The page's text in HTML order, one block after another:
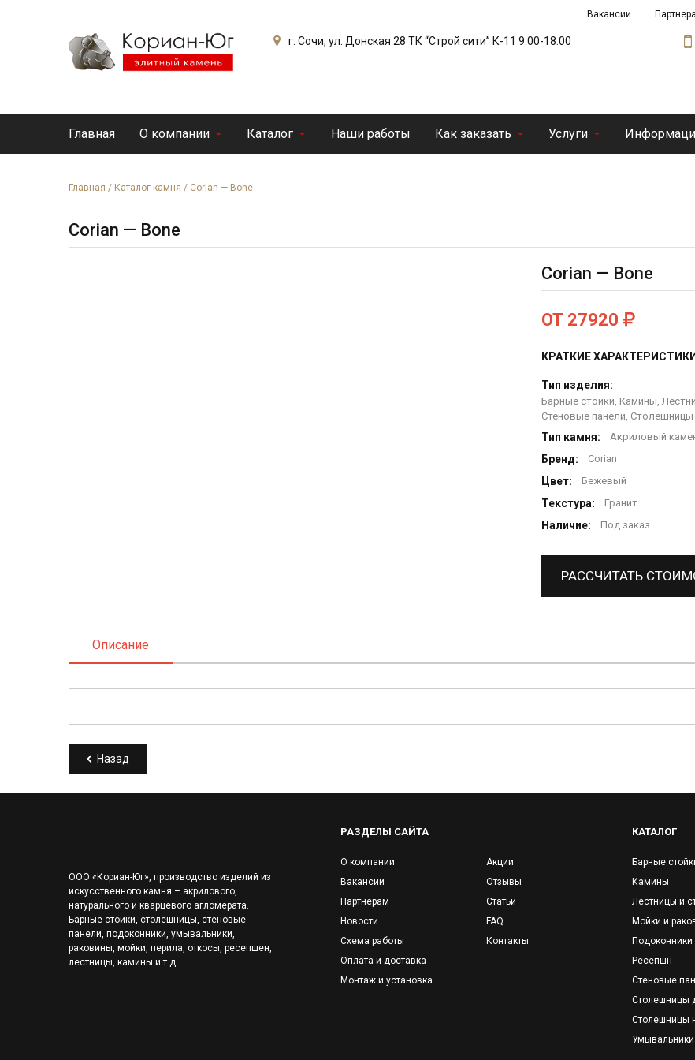
Вакансии
г. Сочи, ул. Донская 28 ТК “Строй сити” К-11 9.00-18.00
Главная О компании Каталог Наши работы Как заказать Услуги
Главная / Каталог камня / Corian — Bone
Corian — Bone
Corian — Bone
ОТ 27920
КРАТКИЕ ХАРАКТЕРИСТИКИ
Тип изделия:
Барные стойки, Камины,
Стеновые панели,
Тип камня: Акриловый
Бренд: Corian
Цвет: Бежевый
Текстура: Гранит
Наличие: Под заказ
РАССЧИТАТЬ
Описание
Назад
ООО «Кориан-Юг», производство изделий из
искусственного камня – акрилового,
натурального и кварцевого агломерата.
Барные стойки, столешницы, стеновые
панели, подоконники, умывальники,
раковины, мойки, перила, откосы, ресепшен,
лестницы, камины и т.д.
РАЗДЕЛЫ САЙТА
О компании
Вакансии
Партнерам
Новости
Схема работы
Оплата и доставка
Монтаж и установка
Акции
Отзывы
Статьи
FAQ
Контакты
КАТАЛОГ
Барные
Камины
Лестницы и
Мойки и
Подоконники
Ресепшн
Стеновые
Столешницы
Столешницы
Умывальники